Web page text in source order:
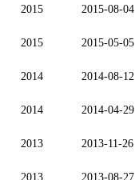
2015 2015-08-04
2015 2015-05-05
2014 2014-08-12
2014 2014-04-29
2013 2013-11-26
2013 2013-08-27